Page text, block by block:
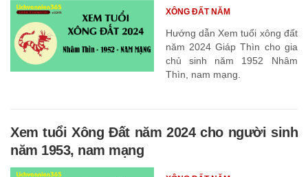
Hướng dẫn Xem tuổi xông đất
năm 2024 Giáp Thìn cho gia
chủ sinh năm 1952 Nhâm
Thìn, nam mạng.
XÔNG ĐẤT NĂM
Xem tuổi Xông Đất năm 2024 cho người sinh
năm 1953, nam mạng